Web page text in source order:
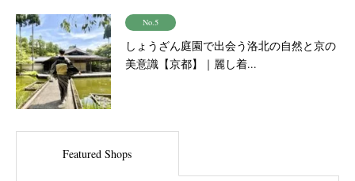
No.5
しょうざん庭園で出会う洛北の自然と京の
美意識【京都】｜麗し着...
Featured Shops